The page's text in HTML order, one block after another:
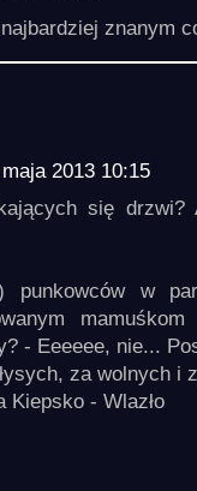
znanym
2013 10:15
się
punkowców w
- Eeeeee, nie...
za wolnych i
Kiepsko - Wlazło